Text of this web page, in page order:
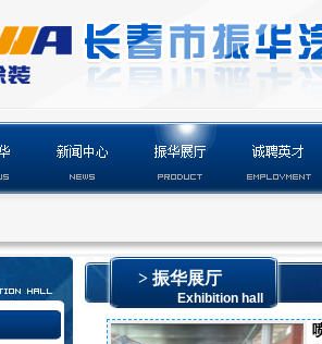
> 振华展厅
Exhibition hall